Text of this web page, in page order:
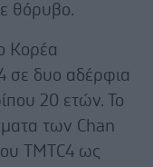
θόρυβο.
Κορέα
σε δυο αδέρφια
20 ετών. Το
των Chan
TMTC4 ως